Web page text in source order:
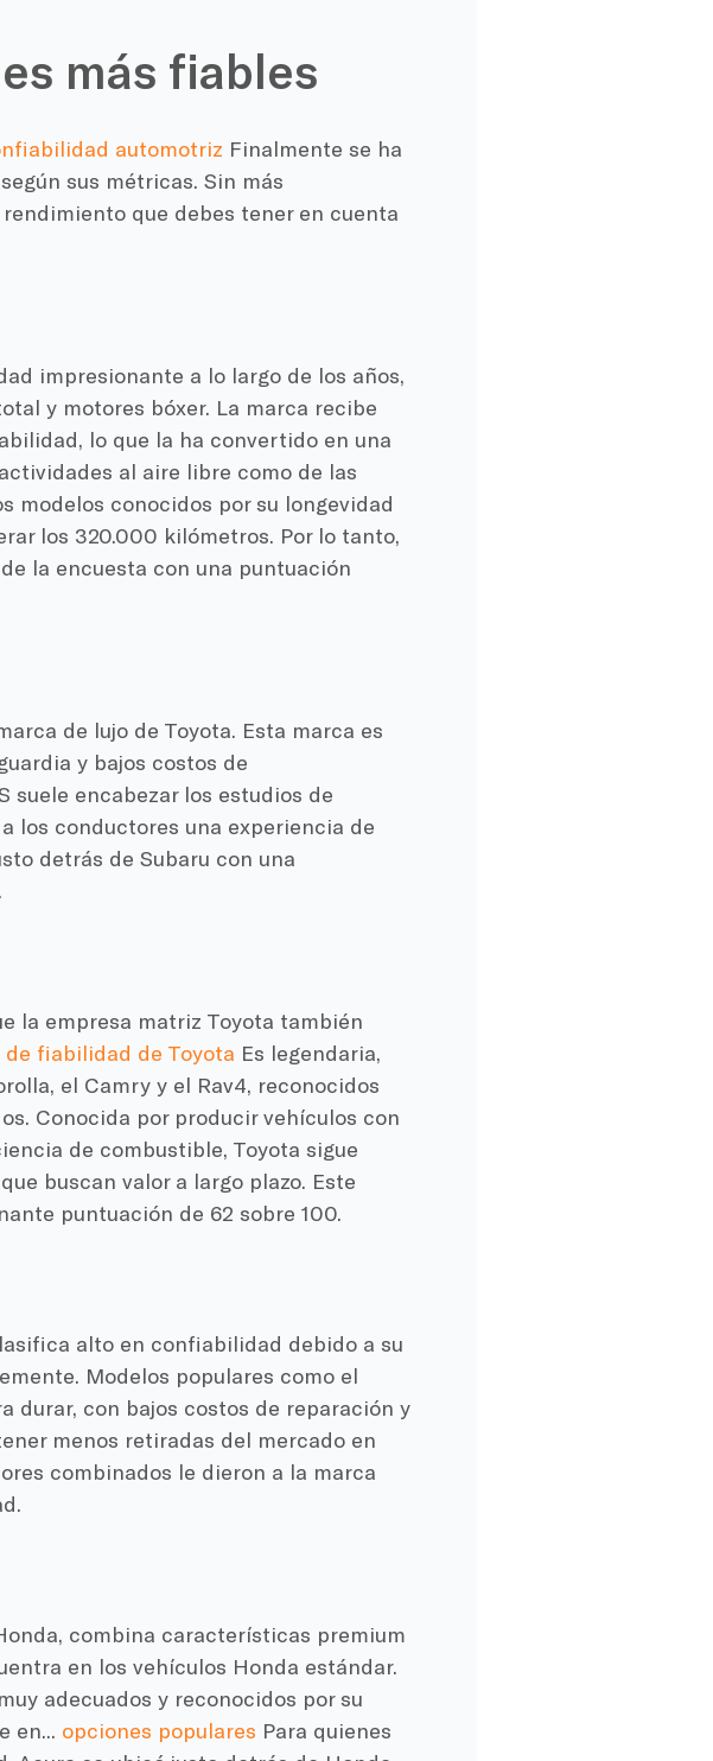
más fiables
automotriz Finalmente se ha
sus métricas. Sin más
que debes tener en cuenta
impresionante a lo largo de los años,
y motores bóxer. La marca recibe
lo que la ha convertido en una
al aire libre como de las
modelos conocidos por su longevidad
los 320.000 kilómetros. Por lo tanto,
la encuesta con una puntuación
de lujo de Toyota. Esta marca es
y bajos costos de
suele encabezar los estudios de
los conductores una experiencia de
detrás de Subaru con una
la empresa matriz Toyota también
fiabilidad de Toyota Es legendaria,
el Camry y el Rav4, reconocidos
Conocida por producir vehículos con
de combustible, Toyota sigue
buscan valor a largo plazo. Este
puntuación de 62 sobre 100.
alto en confiabilidad debido a su
Modelos populares como el
durar, con bajos costos de reparación y
menos retiradas del mercado en
combinados le dieron a la marca
combina características premium
en los vehículos Honda estándar.
adecuados y reconocidos por su
en... opciones populares Para quienes